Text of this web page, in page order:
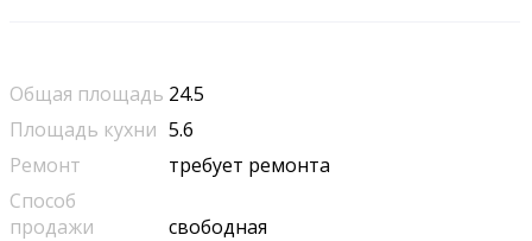
Общая площадь 24.5
Площадь кухни 5.6
Ремонт
требует ремонта
Способ
продажи
свободная